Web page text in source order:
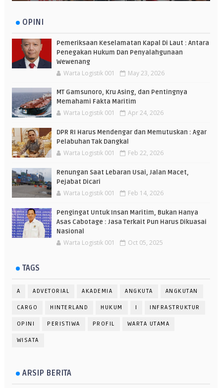
OPINI
Pemeriksaan Keselamatan Kapal Di Laut : Antara
Penegakan Hukum Dan Penyalahgunaan
Wewenang
Warta Logistik 001 May 23, 2026
MT Gamsunoro, Kru Asing, dan Pentingnya
Memahami Fakta Maritim
Warta Logistik 001 Apr 24, 2026
DPR RI Harus Mendengar dan Memutuskan : Agar
Pelabuhan Tak Dangkal
Warta Logistik 001 Feb 22, 2026
Renungan Saat Lebaran Usai, Jalan Macet,
Pejabat Dicari
Warta Logistik 001 Feb 14, 2026
Pengingat Untuk Insan Maritim, Bukan Hanya
Asas Cabotage : Jasa Terkait Pun Harus Dikuasai
Nasional
Warta Logistik 001 Oct 05, 2025
TAGS
A ADVETORIAL AKADEMIA ANGKUTA ANGKUTAN
CARGO HINTERLAND HUKUM I INFRASTRUKTUR
OPINI PERISTIWA PROFIL WARTA UTAMA
WISATA
ARSIP BERITA